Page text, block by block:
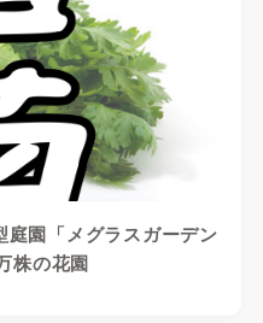
庭園「メグラスガーデン
株の花園